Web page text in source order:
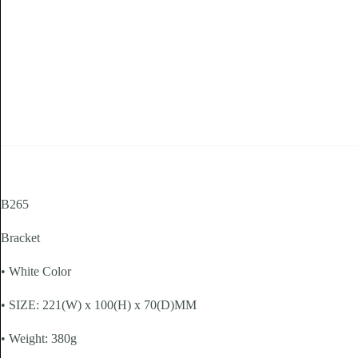
B265
Bracket
• White Color
• SIZE: 221(W) x 100(H) x 70(D)MM
• Weight: 380g